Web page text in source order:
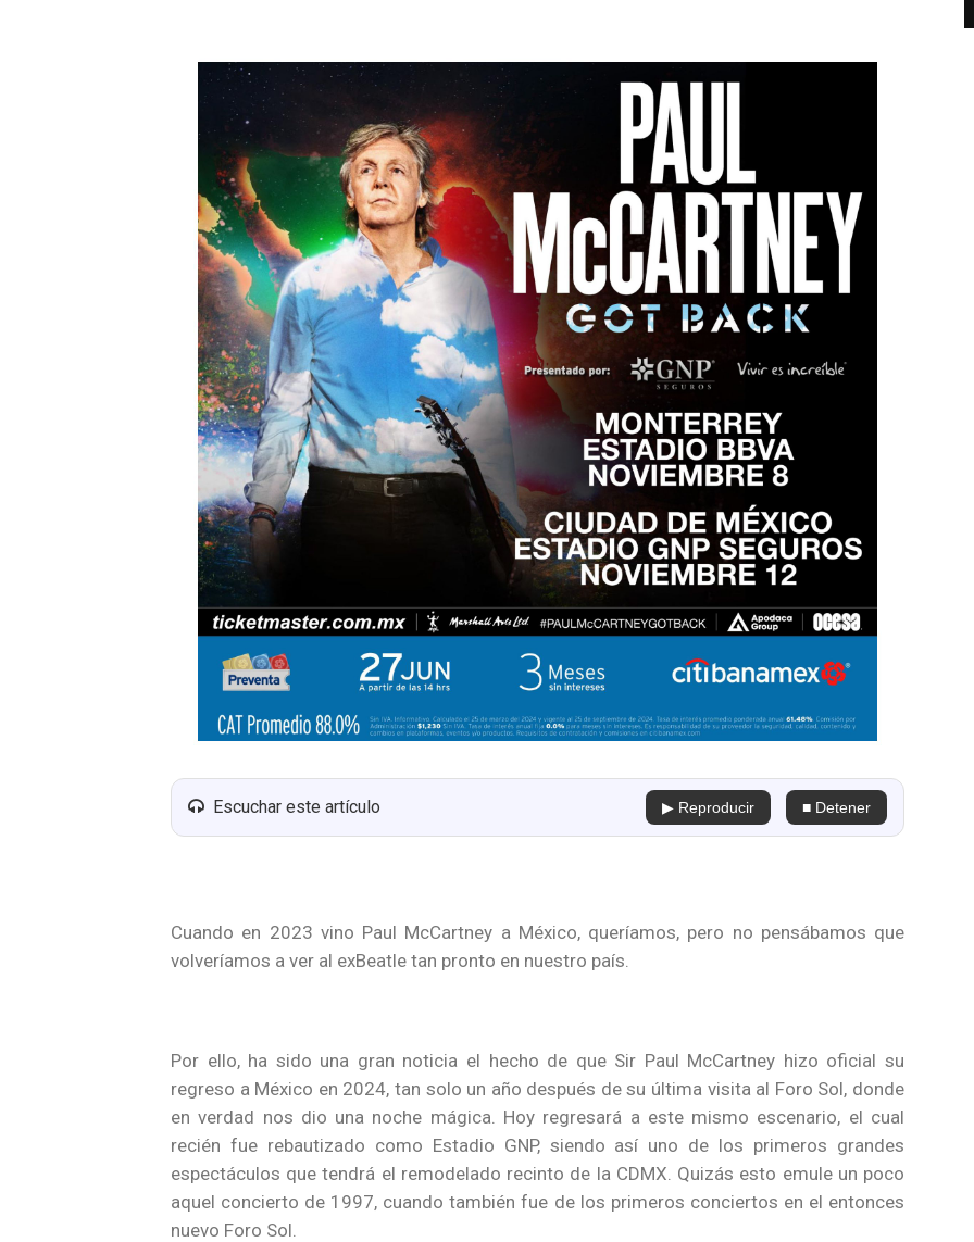
Escuchar este artículo ▶ Reproducir ■ Detener
Cuando en 2023 vino Paul McCartney a México, queríamos, pero no pensábamos que
volveríamos a ver al exBeatle tan pronto en nuestro país.
Por ello, ha sido una gran noticia el hecho de que Sir Paul McCartney hizo oficial su
regreso a México en 2024, tan solo un año después de su última visita al Foro Sol, donde
en verdad nos dio una noche mágica. Hoy regresará a este mismo escenario, el cual
recién fue rebautizado como Estadio GNP, siendo así uno de los primeros grandes
espectáculos que tendrá el remodelado recinto de la CDMX. Quizás esto emule un poco
aquel concierto de 1997, cuando también fue de los primeros conciertos en el entonces
nuevo Foro Sol.